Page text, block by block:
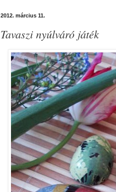
2012. március 11.
Tavaszi nyúlváró játék